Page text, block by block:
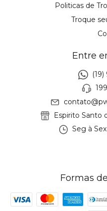
Politicas de
Troque
Entre
(19)
Espirito Santo
Seg à
Formas